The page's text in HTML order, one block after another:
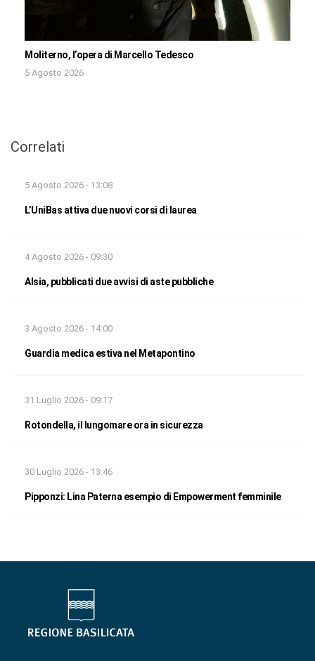
Moliterno, l’opera di Marcello Tedesco
5 Agosto 2026
Correlati
5 Agosto 2026 - 13:08
L’UniBas attiva due nuovi corsi di laurea
4 Agosto 2026 - 09:30
Alsia, pubblicati due avvisi di aste pubbliche
3 Agosto 2026 - 14:00
Guardia medica estiva nel Metapontino
31 Luglio 2026 - 09:17
Rotondella, il lungomare ora in sicurezza
30 Luglio 2026 - 13:46
Pipponzi: Lina Paterna esempio di Empowerment femminile